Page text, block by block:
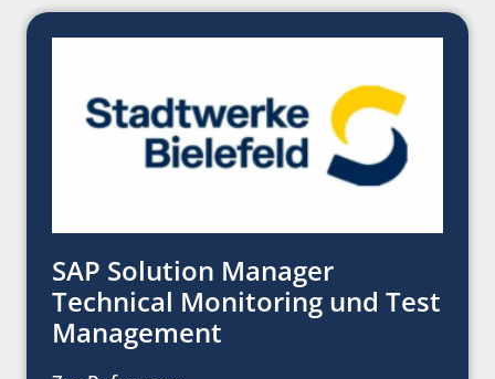
SAP Solution Manager
Technical Monitoring und Test
Management